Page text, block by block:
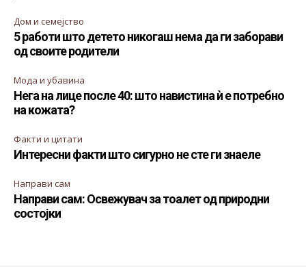
Дом и семејство
5 работи што детето никогаш нема да ги заборави
од своите родители
Мода и убавина
Нега на лице после 40: што навистина ѝ е потребно
на кожата?
Факти и цитати
Интересни факти што сигурно не сте ги знаеле
Направи сам
Направи сам: Освежувач за тоалет од природни
состојки